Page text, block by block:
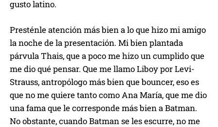
gusto latino.
Presténle atención más bien a lo que hizo mi amigo
la noche de la presentación. Mi bien plantada
párvula Thais, que a poco me hizo un cumplido que
me dio qué pensar. Que me llamo Liboy por Levi-
Strauss, antropólogo más bien que bouncer, eso es
que no me quiere tanto como Ana María, que me dio
una fama que le corresponde más bien a Batman.
No obstante, cuando Batman se les escurre, no me